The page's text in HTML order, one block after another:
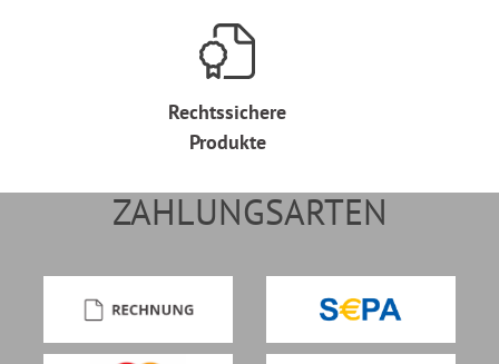
Rechtssichere
Produkte
ZAHLUNGSARTEN